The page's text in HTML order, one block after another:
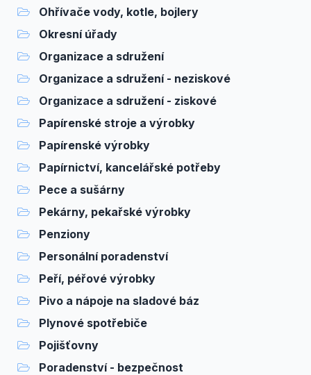
Ohřívače vody, kotle, bojlery
Okresní úřady
Organizace a sdružení
Organizace a sdružení - neziskové
Organizace a sdružení - ziskové
Papírenské stroje a výrobky
Papírenské výrobky
Papírnictví, kancelářské potřeby
Pece a sušárny
Pekárny, pekařské výrobky
Penziony
Personální poradenství
Peří, péřové výrobky
Pivo a nápoje na sladové báz
Plynové spotřebiče
Pojišťovny
Poradenství - bezpečnost